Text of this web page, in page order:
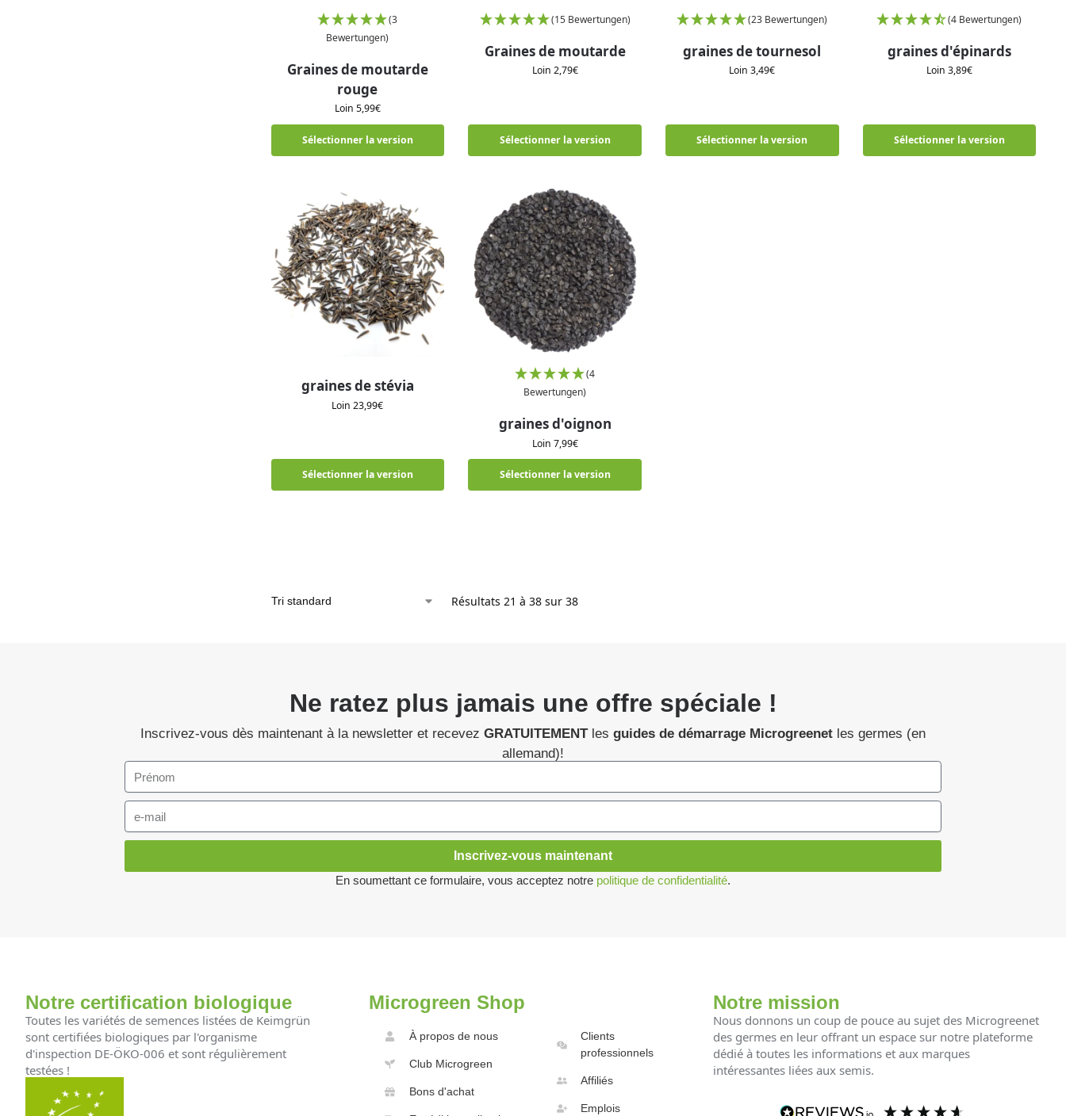
(3
Bewertungen)
Graines de moutarde
rouge
Loin 5,99€
Sélectionner la version
(15 Bewertungen)
Graines de moutarde
Loin 2,79€
Sélectionner la version
(23 Bewertungen)
graines de tournesol
Loin3,49€
Sélectionner la version
(4 Bewertungen)
graines d'épinards
Loin 3,89€
Sélectionner la version
graines de stévia
Loin23,99€
Sélectionner la version
(4
Bewertungen)
graines d'oignon
Loin 7,99€
Sélectionner la version
Résultats 21 à 38 sur 38
Ne ratez plus jamais une offre spéciale !
Inscrivez-vous dès maintenant à la newsletter et recevez GRATUITEMENTles guides de démarrage Microgreenet les germes (en
allemand)!
Inscrivez-vous maintenant
En soumettant ce formulaire, vous acceptez notre politique de confidentialité.
Notre certification biologique
Toutes les variétés de semences listées de Keimgrün
sont certifiées biologiques par l'organisme
d'inspection DE-ÖKO-006 et sont régulièrement
testées !
Microgreen Shop
À propos de nous
Club Microgreen
Bons d'achat
Clients
professionnels
Affiliés
Emplois
Notre mission
Nous donnons un coup de pouce au sujet des Microgreenet
des germes en leur offrant un espace sur notre plateforme
dédié à toutes les informations et aux marques
intéressantes liées aux semis.